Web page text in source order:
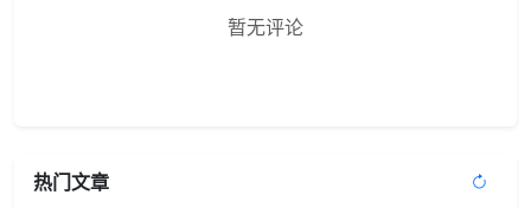
暂无评论
热门文章